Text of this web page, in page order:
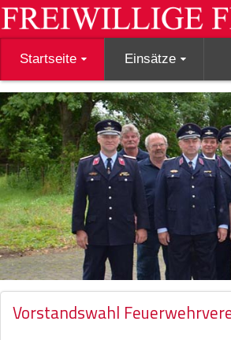
Startseite Einsätze
Vorstandswahl